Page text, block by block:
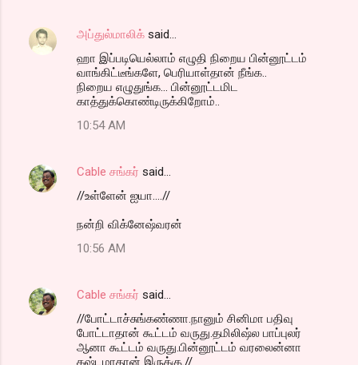
அப்துல்மாலிக் said…
ஹா இப்படியெல்லாம் எழுதி நிறைய பின்னூட்டம்
வாங்கிட்டீங்களே, பெரியாள்தான் நீங்க..
நிறைய எழுதுங்க... பின்னூட்டமிட
காத்துக்கொண்டிருக்கிறோம்..
10:54 AM
Cable சங்கர் said…
//உள்ளேன் ஐயா....//
நன்றி விக்னேஷ்வரன்
10:56 AM
Cable சங்கர் said…
//போட்டாச்சுங்கண்ணா.நானும் சினிமா பதிவு
போட்டாதான் கூட்டம் வருது.தமிலிஷ்ல பாப்புலர்
ஆனா கூட்டம் வருது.பின்னூட்டம் வரலைன்னா
கஷ்டமாதான் இருக்கு.//